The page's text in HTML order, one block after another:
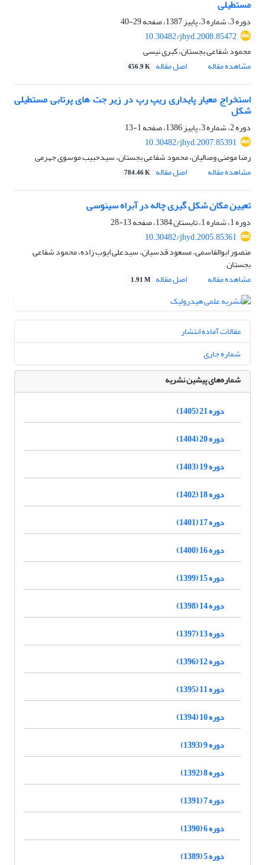
مستطیلی
دوره 3، شماره 3، پاییز 1387، صفحه
29-40
10.30482/jhyd.2008.85472
محمود شفاعی بجستان، کبری نیسی
مشاهده مقاله
اصل مقاله 456.9 K
استخراج معیار پایداری ریپ رپ در زیر جت های پرتابی مستطیلی
شکل
دوره 2، شماره 3، پاییز 1386، صفحه
1-13
10.30482/jhyd.2007.85391
رضا مومنی وصالیان، محمود شفاعی بجستان، سیدحبیب موسوی جهرمی
مشاهده مقاله
اصل مقاله 784.46 K
تعیین مکان شکل گیری چاله در آبراه سینوسی
دوره 1، شماره 1، تابستان 1384، صفحه
13-28
10.30482/jhyd.2005.85361
منصور ابوالقاسمی، مسعود قدسیان، سیدعلی ایوب زاده، محمود شفاعی
بجستان
مشاهده مقاله
اصل مقاله 1.91 M
مقالات آماده انتشار
شماره جاری
شماره‌های پیشین نشریه
دوره 21 (1405)
دوره 20 (1404)
دوره 19 (1403)
دوره 18 (1402)
دوره 17 (1401)
دوره 16 (1400)
دوره 15 (1399)
دوره 14 (1398)
دوره 13 (1397)
دوره 12 (1396)
دوره 11 (1395)
دوره 10 (1394)
دوره 9 (1393)
دوره 8 (1392)
دوره 7 (1391)
دوره 6 (1390)
دوره 5 (1389)